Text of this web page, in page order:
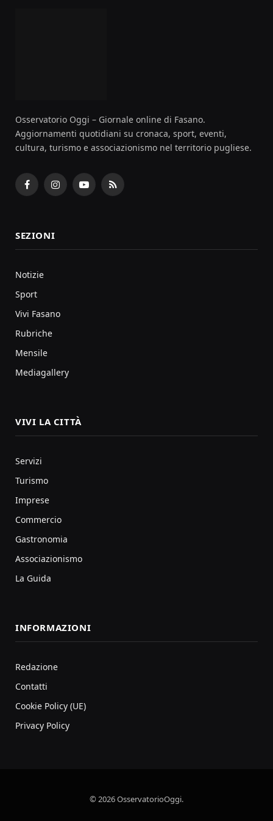
Osservatorio Oggi – Giornale online di Fasano.
Aggiornamenti quotidiani su cronaca, sport, eventi,
cultura, turismo e associazionismo nel territorio pugliese.
FacebookInstagramYouTubeRSS
SEZIONI
Notizie
Sport
Vivi Fasano
Rubriche
Mensile
Mediagallery
VIVI LA CITTÀ
Servizi
Turismo
Imprese
Commercio
Gastronomia
Associazionismo
La Guida
INFORMAZIONI
Redazione
Contatti
Cookie Policy (UE)
Privacy Policy
© 2026 OsservatorioOggi.